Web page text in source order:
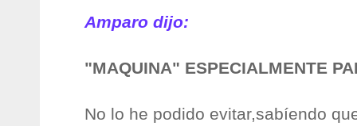
Amparo dijo:
"MAQUINA" ESPECIALMENTE
No lo he podido evitar,sabíendo